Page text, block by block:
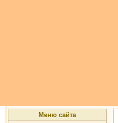
Меню сайта